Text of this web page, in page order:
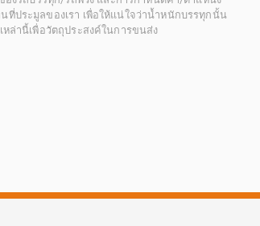
ประมูลของเรา เพื่อให้แน่ใจว่าน้ำหนักบรรทุกนั้น
ล่านี้เพื่อวัตถุประสงค์ในการขนส่ง